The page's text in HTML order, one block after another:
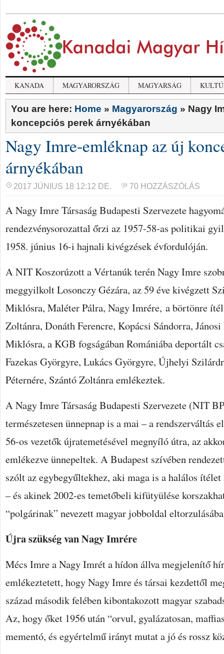
KANADA MAGYARORSZÁG MAGYARSÁG
You are here: Home » Magyarország » Nagy
koncepciós perek árnyékában
Nagy Imre-emléknap az új
árnyékában
2017 JÚNIUS 18 12:12 DE. 70 HOZZÁSZÓLÁS
A Nagy Imre Társaság Budapesti Szervezete
rendezvénysorozattal őrzi az 1957-58-as politikai
1958. június 16-i hajnali kivégzések évfordulóján.
A NIT Koszorúzott a Vértanúk terén Nagy Imre
meggyilkolt Losonczy Gézára, az 59 éve kivégzett
Miklósra, Maléter Pálra, Nagy Imrére, a börtönre
Zoltánra, Donáth Ferencre, Kopácsi Sándorra,
Miklósra, a KGB fogságában Romániába deportált
Fazekas Györgyre, Lukács Györgyre, Újhelyi
Péternére, Szántó Zoltánra emlékeztek.
A Nagy Imre Társaság Budapesti Szervezete (NIT
természetesen ünnepnap is a mai – a rendszerváltás
56-os vezetők újratemetésével megnyíló útra, az
emlékezve ünnepeltek. A Budapest szívében
szólt az egybegyűltekhez, aki maga is a halálos
– és akinek 2002-es temetőbeli kifütyülése
“polgárinak” nevezett magyar jobboldal
Újra szükség van Nagy Imrére
Mécs Imre a Nagy Imrét a hídon állva megjelenítő
emlékeztetett, hogy Nagy Imre és társai kezdettől
század második felében kibontakozott magyar
Az, hogy őket 1956 után “orvul, gyalázatosan,
mementó, és egyértelmű irányt mutat a jó és rossz